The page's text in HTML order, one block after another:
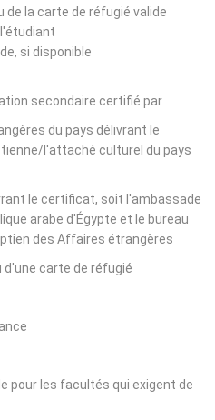
de la carte de réfugié valide
si disponible
secondaire certifié par
du pays délivrant le
l'attaché culturel du pays
le certificat, soit l'ambassade
arabe d'Égypte et le bureau
des Affaires étrangères
d'une carte de réfugié
pour les facultés qui exigent de